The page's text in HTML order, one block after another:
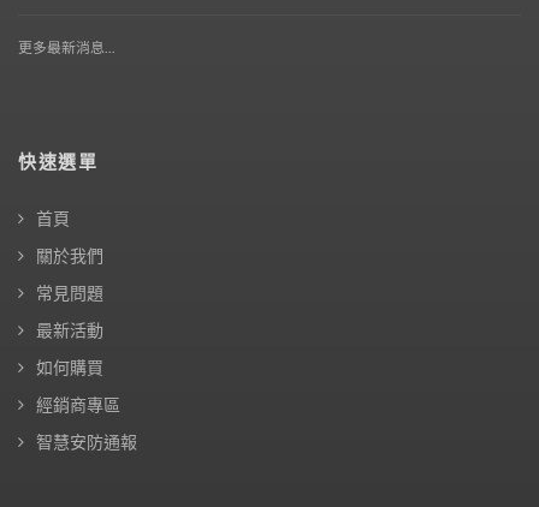
更多最新消息...
快速選單
首頁
關於我們
常見問題
最新活動
如何購買
經銷商專區
智慧安防通報